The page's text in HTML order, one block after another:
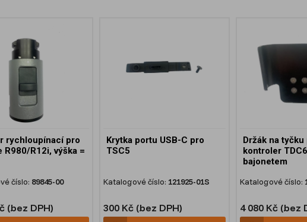
rychloupínací pro
R980/R12i, výška =
číslo: 89845-00
(bez DPH)
Krytka portu USB-C pro
TSC5
Katalogové číslo: 121925-01S
300 Kč (bez DPH)
Držák na tyčku
kontroler
bajonetem
Katalogové číslo:
4 080 Kč (bez